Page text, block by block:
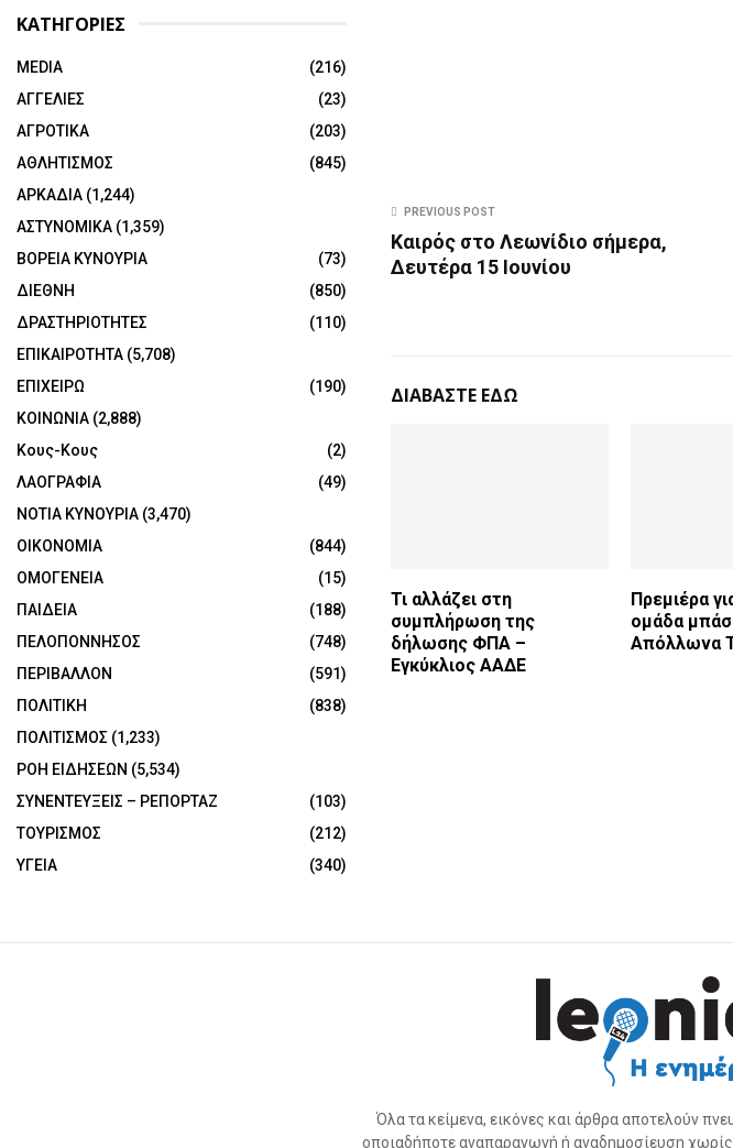
PREVIOUS POST
Καιρός στο Λεωνίδιο σήμερα,
Δευτέρα 15 Ιουνίου
ΔΙΑΒΑΣΤΕ ΕΔΩ
Τι αλλάζει στη
συμπλήρωση της
δήλωσης ΦΠΑ –
Εγκύκλιος ΑΑΔΕ
Πρεμιέρα
ομάδα
Απόλλωνα
ΚΑΤΗΓΟΡΙΕΣ
MEDIA
(216)
ΑΓΓΕΛΙΕΣ
(23)
ΑΓΡΟΤΙΚΑ
(203)
ΑΘΛΗΤΙΣΜΟΣ
(845)
ΑΡΚΑΔΙΑ (1,244)
ΑΣΤΥΝΟΜΙΚΑ (1,359)
ΒΟΡΕΙΑ ΚΥΝΟΥΡΙΑ
(73)
ΔΙΕΘΝΗ
(850)
ΔΡΑΣΤΗΡΙΟΤΗΤΕΣ
(110)
ΕΠΙΚΑΙΡΟΤΗΤΑ (5,708)
ΕΠΙΧΕΙΡΩ
(190)
ΚΟΙΝΩΝΙΑ (2,888)
Κους-Κους
(2)
ΛΑΟΓΡΑΦΙΑ
(49)
ΝΟΤΙΑ ΚΥΝΟΥΡΙΑ (3,470)
ΟΙΚΟΝΟΜΙΑ
(844)
ΟΜΟΓΕΝΕΙΑ
(15)
ΠΑΙΔΕΙΑ
(188)
ΠΕΛΟΠΟΝΝΗΣΟΣ
(748)
ΠΕΡΙΒΑΛΛΟΝ
(591)
ΠΟΛΙΤΙΚΗ
(838)
ΠΟΛΙΤΙΣΜΟΣ (1,233)
ΡΟΗ ΕΙΔΗΣΕΩΝ (5,534)
ΣΥΝΕΝΤΕΥΞΕΙΣ – ΡΕΠΟΡΤΑΖ
(103)
ΤΟΥΡΙΣΜΟΣ
(212)
ΥΓΕΙΑ
(340)
Όλα τα κείμενα, εικόνες και άρθρα αποτελούν
οποιαδήποτε αναπαραγωγή ή αναδημοσίευση